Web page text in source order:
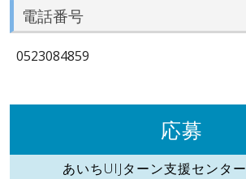
電話番号
0523084859
応募
あいちUIJターン支援センタ